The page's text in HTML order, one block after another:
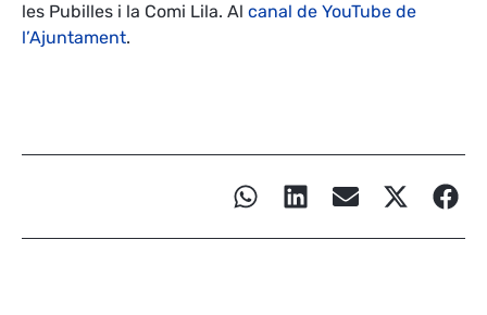
les Pubilles i la Comi Lila. Al canal de YouTube de
l’Ajuntament.